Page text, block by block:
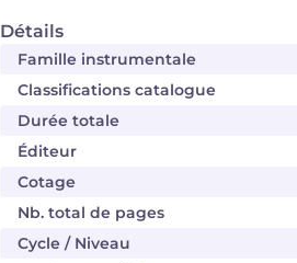
Détails
Famille instrumentale
Classifications catalogue
Durée totale
Éditeur
Cotage
Nb. total de pages
Cycle / Niveau